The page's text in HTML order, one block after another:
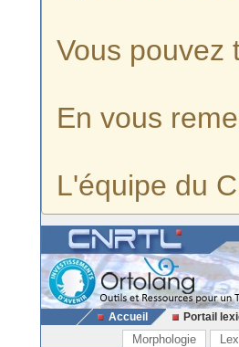
Vous pouvez
En vous
L'équipe du
Accueil Portail
Morphologie